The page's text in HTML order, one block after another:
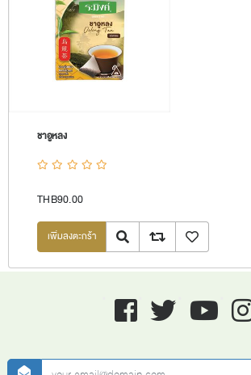
ชาอูหลง
THB90.00
Quick ViewAdd to compare listเพิ่มลงรายการโปรด
Facebook twitter youtube